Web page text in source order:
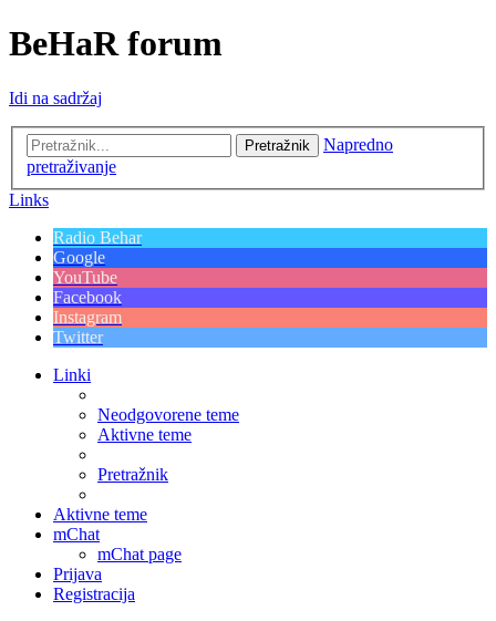
BeHaR forum
Idi na sadržaj
Pretražnik
Napredno
pretraživanje
Links
Radio Behar
Google
YouTube
Facebook
Instagram
Twitter
Linki
Neodgovorene teme
Aktivne teme
Pretražnik
Aktivne teme
mChat
mChat page
Prijava
Registracija